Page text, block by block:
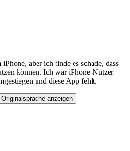
aber ich finde es schade, dass
können. Ich war iPhone-Nutzer
und diese App fehlt.
Originalsprache anzeigen